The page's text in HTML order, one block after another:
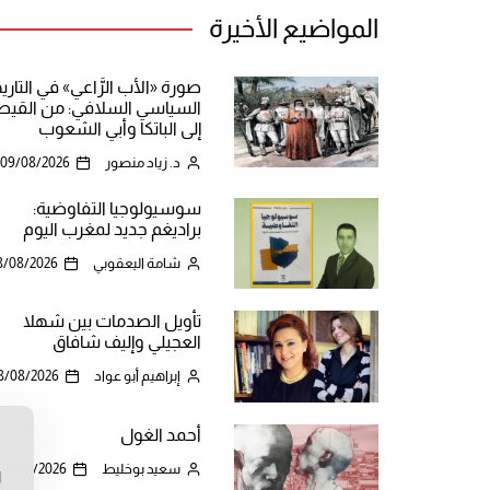
المواضيع الأخيرة
صورة «الأب الرَّاعي» في
السياسي السلافي: من
إلى الباتكا وأبي الشعوب
د. زياد منصور 09/08/2026
سوسيولوجيا التفاوضية:
براديغم جديد لمغرب اليوم
شامة اليعقوبي 08/2026
تأويل الصدمات بين شهلا
العجيلي وإليف شافاق
إبراهيم أبو عواد 08/2026
أحمد الغول
سعيد بوخليط 08/2026